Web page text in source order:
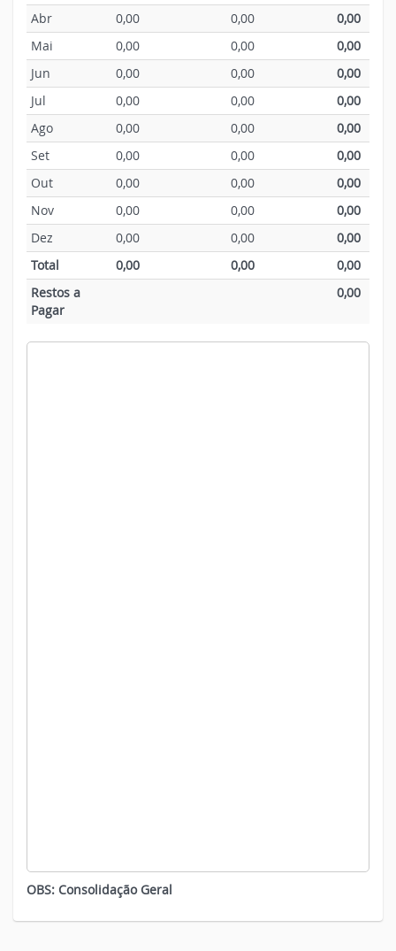
Abr
0,00 0,00
0,00
Mai
0,00 0,00
0,00
Jun
0,00 0,00
0,00
Jul
0,00 0,00
0,00
Ago
0,00 0,00
0,00
Set
0,00 0,00
0,00
Out
0,00 0,00
0,00
Nov
0,00 0,00
0,00
Dez
0,00 0,00
0,00
Total
0,00 0,00
0,00
Restos a
Pagar
0,00
OBS: Consolidação Geral